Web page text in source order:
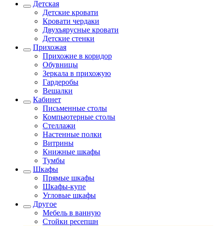
Детская
Детские кровати
Кровати чердаки
Двухъярусные кровати
Детские стенки
Прихожая
Прихожие в коридор
Обувницы
Зеркала в прихожую
Гардеробы
Вешалки
Кабинет
Письменные столы
Компьютерные столы
Стеллажи
Настенные полки
Витрины
Книжные шкафы
Тумбы
Шкафы
Прямые шкафы
Шкафы-купе
Угловые шкафы
Другое
Мебель в ванную
Стойки ресепшн